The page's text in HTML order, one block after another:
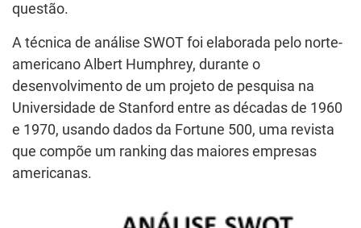
questão.
A técnica de análise SWOT foi elaborada pelo norte-
americano Albert Humphrey, durante o
desenvolvimento de um projeto de pesquisa na
Universidade de Stanford entre as décadas de 1960
e 1970, usando dados da Fortune 500, uma revista
que compõe um ranking das maiores empresas
americanas.